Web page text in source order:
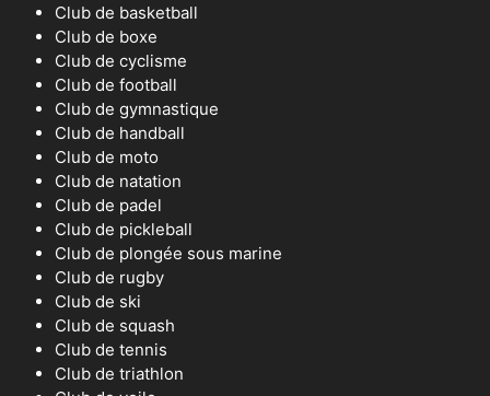
Club de basketball
Club de boxe
Club de cyclisme
Club de football
Club de gymnastique
Club de handball
Club de moto
Club de natation
Club de padel
Club de pickleball
Club de plongée sous marine
Club de rugby
Club de ski
Club de squash
Club de tennis
Club de triathlon